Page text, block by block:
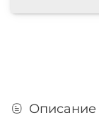
Описание